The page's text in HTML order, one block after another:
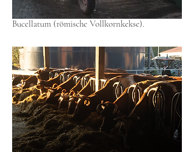
Bucellatum (römische Vollkornkekse).